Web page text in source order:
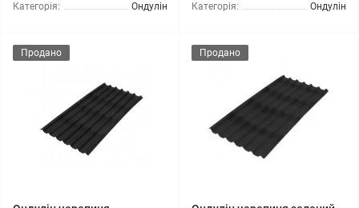
Категорія:
Ондулін
Категорія:
Ондулін
Продано Продано